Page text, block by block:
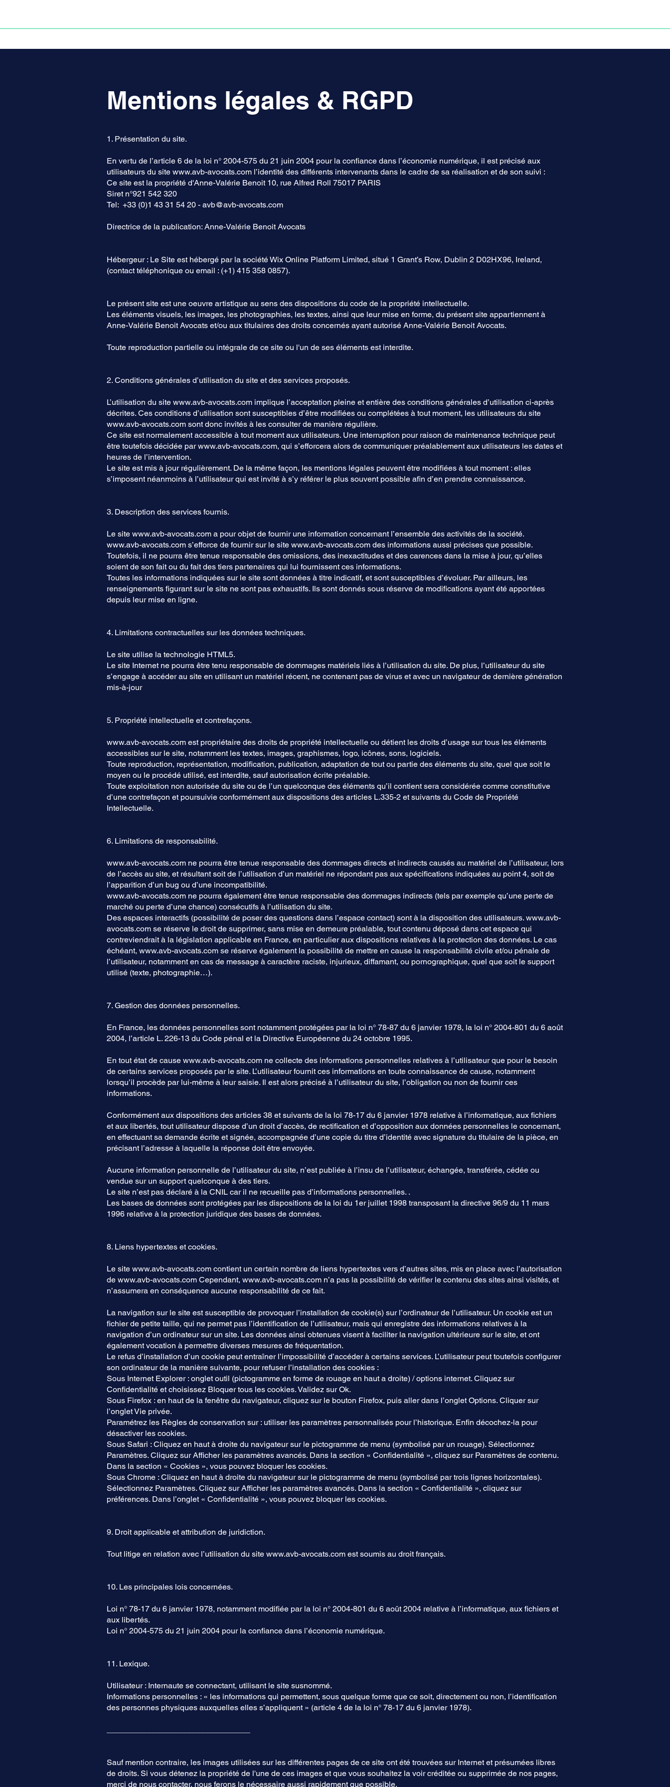
Mentions légales & RGPD
1. Présentation du site.
En vertu de l’article 6 de la loi n° 2004-575 du 21 juin 2004 pour la confiance dans l’économie numérique, il est précisé aux
utilisateurs du site www.avb-avocats.com l’identité des différents intervenants dans le cadre de sa réalisation et de son suivi :
Ce site est la propriété d'Anne-Valérie Benoit 10, rue Alfred Roll 75017 PARIS
Siret n°921 542 320
Tel: +33 (0)1 43 31 54 20 - avb@avb-avocats.com
Directrice de la publication: Anne-Valérie Benoit Avocats
Hébergeur : Le Site est hébergé par la société Wix Online Platform Limited, situé 1 Grant’s Row, Dublin 2 D02HX96, Ireland,
(contact téléphonique ou email : (+1) 415 358 0857).
Le présent site est une oeuvre artistique au sens des dispositions du code de la propriété intellectuelle.
Les éléments visuels, les images, les photographies, les textes, ainsi que leur mise en forme, du présent site appartiennent à
Anne-Valérie Benoit Avocats et/ou aux titulaires des droits concernés ayant autorisé Anne-Valérie Benoit Avocats.
Toute reproduction partielle ou intégrale de ce site ou l'un de ses éléments est interdite.
2. Conditions générales d’utilisation du site et des services proposés.
L’utilisation du site www.avb-avocats.com implique l’acceptation pleine et entière des conditions générales d’utilisation ci-après
décrites. Ces conditions d’utilisation sont susceptibles d’être modifiées ou complétées à tout moment, les utilisateurs du site
www.avb-avocats.com sont donc invités à les consulter de manière régulière.
Ce site est normalement accessible à tout moment aux utilisateurs. Une interruption pour raison de maintenance technique peut
être toutefois décidée parwww.avb-avocats.com, qui s’efforcera alors de communiquer préalablement aux utilisateurs les dates et
heures de l’intervention.
Le site est mis à jour régulièrement. De la même façon, les mentions légales peuvent être modifiées à tout moment : elles
s’imposent néanmoins à l’utilisateur qui est invité à s’y référer le plus souvent possible afin d’en prendre connaissance.
3. Description des services fournis.
Le site www.avb-avocats.com a pour objet de fournir une information concernant l’ensemble des activités de la société.
www.avb-avocats.com s’efforce de fournir sur le site www.avb-avocats.com des informations aussi précises que possible.
Toutefois, il ne pourra être tenue responsable des omissions, des inexactitudes et des carences dans la mise à jour, qu’elles
soient de son fait ou du fait des tiers partenaires qui lui fournissent ces informations.
Toutes les informations indiquées sur le site sont données à titre indicatif, et sont susceptibles d’évoluer. Par ailleurs, les
renseignements figurant sur le site ne sont pas exhaustifs. Ils sont donnés sous réserve de modifications ayant été apportées
depuis leur mise en ligne.
4. Limitations contractuelles sur les données techniques.
Le site utilise la technologie HTML5.
Le site Internet ne pourra être tenu responsable de dommages matériels liés à l’utilisation du site. De plus, l’utilisateur du site
s’engage à accéder au site en utilisant un matériel récent, ne contenant pas de virus et avec un navigateur de dernière génération
mis-à-jour
5. Propriété intellectuelle et contrefaçons.
www.avb-avocats.com est propriétaire des droits de propriété intellectuelle ou détient les droits d’usage sur tous les éléments
accessibles sur le site, notamment les textes, images, graphismes, logo, icônes, sons, logiciels.
Toute reproduction, représentation, modification, publication, adaptation de tout ou partie des éléments du site, quel que soit le
moyen ou le procédé utilisé, est interdite, sauf autorisation écrite préalable.
Toute exploitation non autorisée du site ou de l’un quelconque des éléments qu’il contient sera considérée comme constitutive
d’une contrefaçon et poursuivie conformément aux dispositions des articles L.335-2 et suivants du Code de Propriété
Intellectuelle.
6. Limitations de responsabilité.
www.avb-avocats.com ne pourra être tenue responsable des dommages directs et indirects causés au matériel de l’utilisateur, lors
de l’accès au site, et résultant soit de l’utilisation d’un matériel ne répondant pas aux spécifications indiquées au point 4, soit de
l’apparition d’un bug ou d’une incompatibilité.
www.avb-avocats.com ne pourra également être tenue responsable des dommages indirects (tels par exemple qu’une perte de
marché ou perte d’une chance) consécutifs à l’utilisation du site.
Des espaces interactifs (possibilité de poser des questions dans l’espace contact) sont à la disposition des utilisateurs. www.avb-
avocats.com se réserve le droit de supprimer, sans mise en demeure préalable, tout contenu déposé dans cet espace qui
contreviendrait à la législation applicable en France, en particulier aux dispositions relatives à la protection des données. Le cas
échéant, www.avb-avocats.com se réserve également la possibilité de mettre en cause la responsabilité civile et/ou pénale de
l’utilisateur, notamment en cas de message à caractère raciste, injurieux, diffamant, ou pornographique, quel que soit le support
utilisé (texte, photographie…).
7. Gestion des données personnelles.
En France, les données personnelles sont notamment protégées par la loi n° 78-87 du 6 janvier 1978, la loi n° 2004-801 du 6 août
2004, l’article L. 226-13 du Code pénal et la Directive Européenne du 24 octobre 1995.
En tout état de cause www.avb-avocats.com ne collecte des informations personnelles relatives à l’utilisateur que pour le besoin
de certains services proposés par le site. L’utilisateur fournit ces informations en toute connaissance de cause, notamment
lorsqu’il procède par lui-même à leur saisie. Il est alors précisé à l’utilisateur du site, l’obligation ou non de fournir ces
informations.
Conformément aux dispositions des articles 38 et suivants de la loi 78-17 du 6 janvier 1978 relative à l’informatique, aux fichiers
et aux libertés, tout utilisateur dispose d’un droit d’accès, de rectification et d’opposition aux données personnelles le concernant,
en effectuant sa demande écrite et signée, accompagnée d’une copie du titre d’identité avec signature du titulaire de la pièce, en
précisant l’adresse à laquelle la réponse doit être envoyée.
Aucune information personnelle de l’utilisateur du site, n’est publiée à l’insu de l’utilisateur, échangée, transférée, cédée ou
vendue sur un support quelconque à des tiers.
Le site n’est pas déclaré à la CNIL car il ne recueille pas d’informations personnelles. .
Les bases de données sont protégées par les dispositions de la loi du 1er juillet 1998 transposant la directive 96/9 du 11 mars
1996 relative à la protection juridique des bases de données.
8. Liens hypertextes et cookies.
Le site www.avb-avocats.com contient un certain nombre de liens hypertextes vers d’autres sites, mis en place avec l’autorisation
de www.avb-avocats.com Cependant, www.avb-avocats.com n’a pas la possibilité de vérifier le contenu des sites ainsi visités, et
n’assumera en conséquence aucune responsabilité de ce fait.
La navigation sur le site est susceptible de provoquer l’installation de cookie(s) sur l’ordinateur de l’utilisateur. Un cookie est un
fichier de petite taille, qui ne permet pas l’identification de l’utilisateur, mais qui enregistre des informations relatives à la
navigation d’un ordinateur sur un site. Les données ainsi obtenues visent à faciliter la navigation ultérieure sur le site, et ont
également vocation à permettre diverses mesures de fréquentation.
Le refus d’installation d’un cookie peut entraîner l’impossibilité d’accéder à certains services. L’utilisateur peut toutefois configurer
son ordinateur de la manière suivante, pour refuser l’installation des cookies :
Sous Internet Explorer : onglet outil (pictogramme en forme de rouage en haut a droite) / options internet. Cliquez sur
Confidentialité et choisissez Bloquer tous les cookies. Validez sur Ok.
Sous Firefox : en haut de la fenêtre du navigateur, cliquez sur le bouton Firefox, puis aller dans l’onglet Options. Cliquer sur
l’onglet Vie privée.
Paramétrez les Règles de conservation sur : utiliser les paramètres personnalisés pour l’historique. Enfin décochez-la pour
désactiver les cookies.
Sous Safari : Cliquez en haut à droite du navigateur sur le pictogramme de menu (symbolisé par un rouage). Sélectionnez
Paramètres. Cliquez sur Afficher les paramètres avancés. Dans la section « Confidentialité », cliquez sur Paramètres de contenu.
Dans la section « Cookies », vous pouvez bloquer les cookies.
Sous Chrome : Cliquez en haut à droite du navigateur sur le pictogramme de menu (symbolisé par trois lignes horizontales).
Sélectionnez Paramètres. Cliquez sur Afficher les paramètres avancés. Dans la section « Confidentialité », cliquez sur
préférences. Dans l’onglet « Confidentialité », vous pouvez bloquer les cookies.
9. Droit applicable et attribution de juridiction.
Tout litige en relation avec l’utilisation du site www.avb-avocats.com est soumis au droit français.
10. Les principales lois concernées.
Loi n° 78-17 du 6 janvier 1978, notamment modifiée par la loi n° 2004-801 du 6 août 2004 relative à l’informatique, aux fichiers et
aux libertés.
Loi n° 2004-575 du 21 juin 2004 pour la confiance dans l’économie numérique.
11. Lexique.
Utilisateur : Internaute se connectant, utilisant le site susnommé.
Informations personnelles : « les informations qui permettent, sous quelque forme que ce soit, directement ou non, l’identification
des personnes physiques auxquelles elles s’appliquent » (article 4 de la loi n° 78-17 du 6 janvier 1978).
Sauf mention contraire, les images utilisées sur les différentes pages de ce site ont été trouvées sur Internet et présumées libres
de droits. Si vous détenez la propriété de l'une de ces images et que vous souhaitez la voir créditée ou supprimée de nos pages,
merci de nous contacter, nous ferons le nécessaire aussi rapidement que possible.